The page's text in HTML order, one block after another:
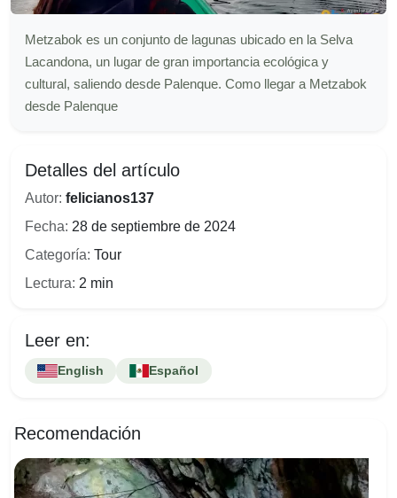
Metzabok es un conjunto de lagunas ubicado en la Selva
Lacandona, un lugar de gran importancia ecológica y
cultural, saliendo desde Palenque. Como llegar a Metzabok
desde Palenque
Detalles del artículo
Autor: felicianos137
Fecha: 28 de septiembre de 2024
Categoría: Tour
Lectura: 2 min
Leer en:
English Español
Recomendación